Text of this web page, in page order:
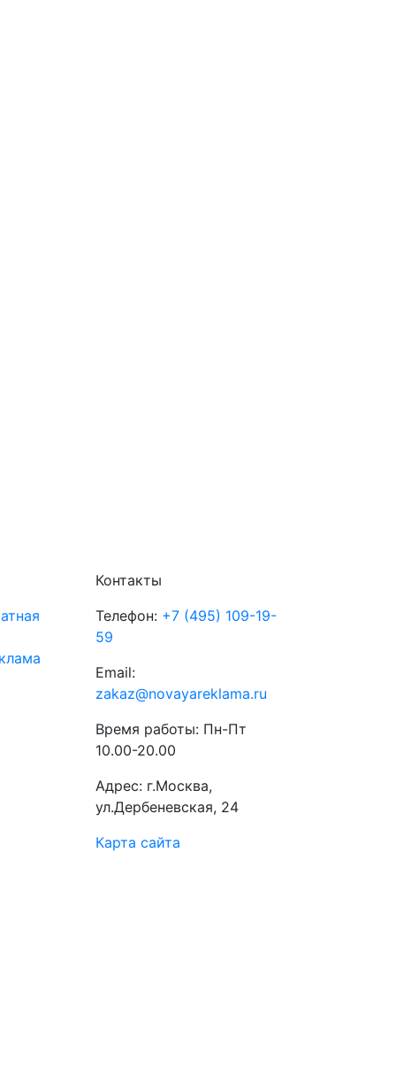
Контакты
Телефон: +7 (495) 109-19-
59
Email:
zakaz@novayareklama.ru
Время работы: Пн-Пт
10.00-20.00
Адрес: г.Москва,
ул.Дербеневская, 24
Карта сайта